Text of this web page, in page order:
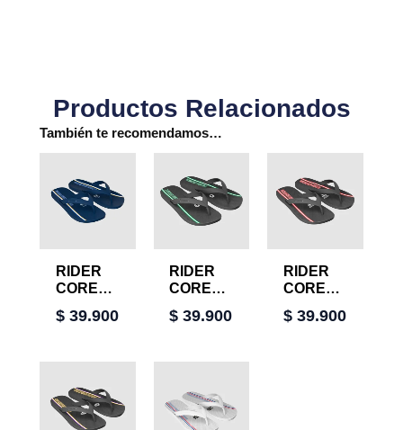
Productos Relacionados
También te recomendamos…
RIDER
CORE
THONG
$39.900
RIDER
CORE
THONG
$ 39.900
RIDER
CORE
THONG
$39.900